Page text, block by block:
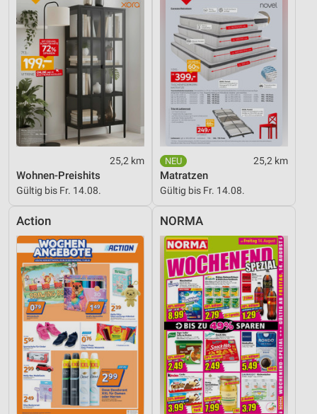
25,2 km
Wohnen-Preishits
Gültig bis Fr. 14.08.
25,2 km
Matratzen
Gültig bis Fr. 14.08.
Action NORMA
Funktional
Werbung